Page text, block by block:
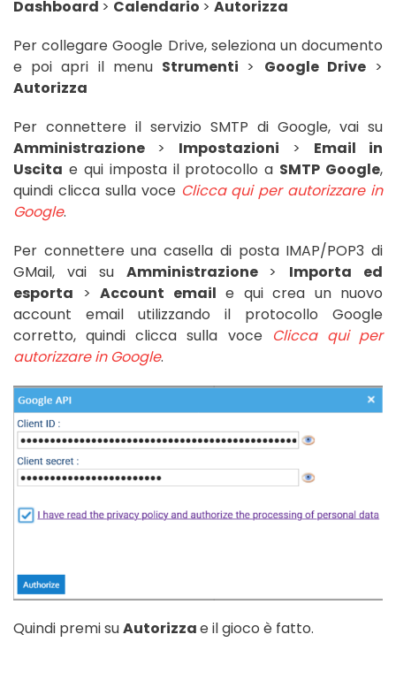
Dashboard > Calendario > Autorizza
Per collegare Google Drive, seleziona un documento
e poi apri il menu Strumenti > Google Drive>
Autorizza
Per connettere il servizio SMTP di Google, vai su
Amministrazione > Impostazioni > Email in
Uscita e qui imposta il protocollo a SMTP Google,
quindi clicca sulla voce Clicca qui per autorizzare in
Google.
Per connettere una casella di posta IMAP/POP3 di
GMail, vai su Amministrazione > Importa ed
esporta > Account email e qui crea un nuovo
account email utilizzando il protocollo Google
corretto, quindi clicca sulla voce Clicca qui per
autorizzare in Google.
Quindi premi suAutorizzae il gioco è fatto.